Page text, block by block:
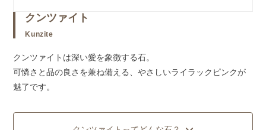
クンツァイト
Kunzite
クンツァイトは深い愛を象徴する石。
可憐さと品の良さを兼ね備える、やさしいライラックピンクが
魅了です。